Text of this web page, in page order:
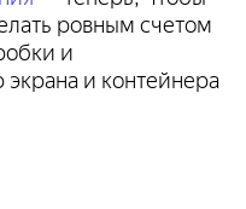
ровным счетом
и
и контейнера